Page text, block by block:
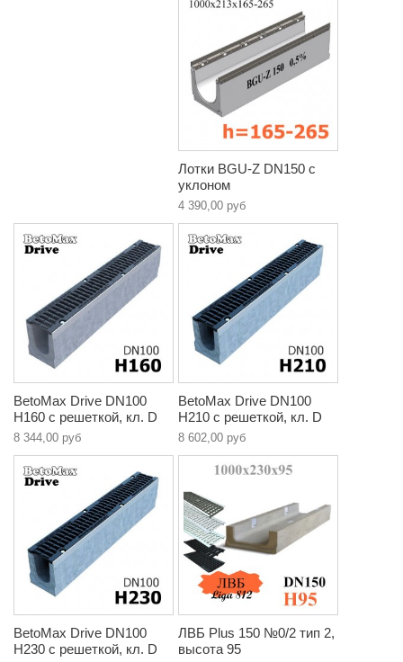
Лотки BGU-Z DN150 с
уклоном
4 390,00 руб
BetoMax Drive DN100
H160 с решеткой, кл. D
8 344,00 руб
BetoMax Drive DN100
H210 с решеткой, кл. D
8 602,00 руб
BetoMax Drive DN100
H230 с решеткой, кл. D
ЛВБ Plus 150 №0/2 тип 2,
высота 95